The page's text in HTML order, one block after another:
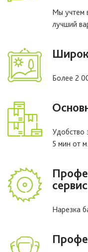
Мы учтем
лучший
Более 2
Удобство
5 мин от
сервис
Нарезка